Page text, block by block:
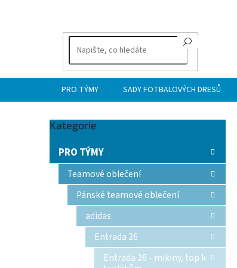
PRO TÝMY SADY FOTBALOVÝCH DRESŮ
P
Přeskočit
Kategorie
PRO TÝMY
Teamové oblečení
Pánské teamové oblečení
adidas
Entrada 26
Entrada 26 - mikiny, top k